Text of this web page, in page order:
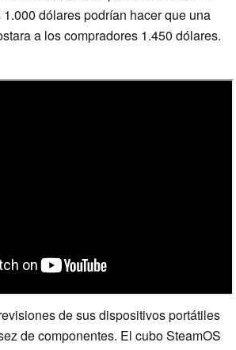
dólares podrían hacer que una
a los compradores 1.450 dólares.
de sus dispositivos portátiles
de componentes. El cubo SteamOS